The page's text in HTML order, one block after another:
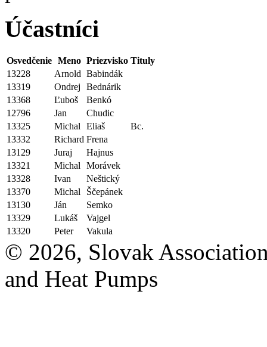
Účastníci
Osvedčenie Meno Priezvisko Tituly
13228
Arnold Babindák
13319
Ondrej
Bednárik
13368
Ľuboš
Benkó
12796
Jan
Chudic
13325
Michal Eliaš
Bc.
13332
Richard Frena
13129
Juraj
Hajnus
13321
Michal
Morávek
13328
Ivan
Neštický
13370
Michal
Ščepánek
13130
Ján
Semko
13329
Lukáš
Vajgel
13320
Peter Vakula
© 2026, Slovak
and Heat Pumps